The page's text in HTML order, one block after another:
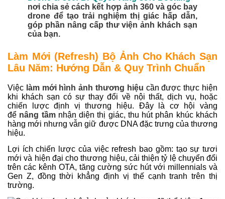
nơi chia sẻ cách kết hợp ảnh 360 và góc bay
drone để tạo trải nghiệm thị giác hấp dẫn,
góp phần nâng cấp thư viện ảnh khách sạn
của bạn.
Làm Mới (Refresh) Bộ Ảnh Cho Khách Sạn
Lâu Năm: Hướng Dẫn & Quy Trình Chuẩn
Việc làm mới hình ảnh thương hiệu cần được thực hiện
khi khách sạn có sự thay đổi về nội thất, dịch vụ, hoặc
chiến lược định vị thương hiệu. Đây là cơ hội vàng
để nâng tầmnhận diện thị giác, thu hút phân khúc khách
hàng mới nhưng vẫn giữ được DNA đặc trưng của thương
hiệu.
Lợi ích chiến lược của việc refresh bao gồm: tạo sự tươi
mới và hiện đại cho thương hiệu, cải thiện tỷ lệ chuyển đổi
trên các kênh OTA, tăng cường sức hút với millennials và
Gen Z, đồng thời khẳng định vị thế cạnh tranh trên thị
trường.